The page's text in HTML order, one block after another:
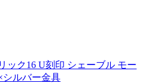
ック16 U刻印 シェーブル モー
シルバー金具